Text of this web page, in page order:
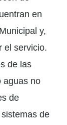
en
y,
el servicio.
de las
aguas no
de
de